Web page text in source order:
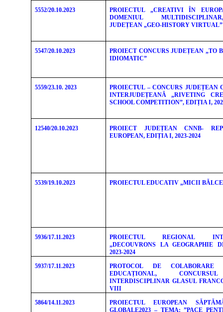
5552/20.10.2023
PROIECTUL „CREATIVI ÎN
DOMENIUL
JUDEȚEAN „GEO-HISTORY VIRTUAL”
5547/20.10.2023
PROIECT CONCURS JUDEȚEAN „TO
IDIOMATIC”
5559/23.10. 2023
PROIECTUL – CONCURS JUDEȚEAN
INTERJUDEȚEANĂ „RIVETING
SCHOOL COMPETITION”, EDIȚIA I,
12540/20.10.2023
PROIECT JUDEȚEAN CNNB-
EUROPEAN, EDIȚIA I, 2023-2024
5539/19.10.2023 PROIECTUL EDUCATIV „MICII
5936/17.11.2023
PROIECTUL REGIONAL
„DECOUVRONS LA GEOGRAPHIE
2023-2024
5937/17.11.2023
PROTOCOL DE COLABORARE
EDUCAȚIONAL,
INTERDISCIPLINAR GLASUL
VIII
5864/14.11.2023
PROIECTUL EUROPEAN
GLOBALE2023 – TEMA: ”PACE